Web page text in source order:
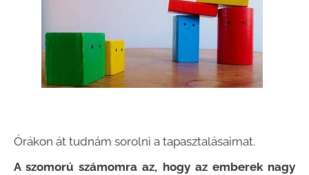
Órákon át tudnám sorolni a tapasztalásaimat.
A szomorú számomra az, hogy az emberek nagy